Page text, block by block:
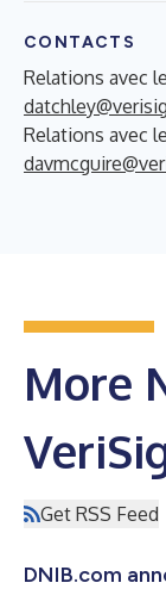
CONTACTS
Relations avec
Relations avec
More
Get RSS Feed
DNIB.com